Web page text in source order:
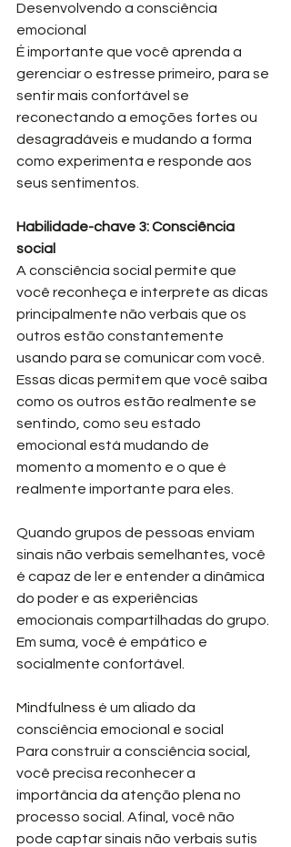
Desenvolvendo a consciência
emocional
É importante que você aprenda a
gerenciar o estresse primeiro, para se
sentir mais confortável se
reconectando a emoções fortes ou
desagradáveis e mudando a forma
como experimenta e responde aos
seus sentimentos.
Habilidade-chave 3: Consciência
social
A consciência social permite que
você reconheça e interprete as dicas
principalmente não verbais que os
outros estão constantemente
usando para se comunicar com você.
Essas dicas permitem que você saiba
como os outros estão realmente se
sentindo, como seu estado
emocional está mudando de
momento a momento e o que é
realmente importante para eles.
Quando grupos de pessoas enviam
sinais não verbais semelhantes, você
é capaz de ler e entender a dinâmica
do poder e as experiências
emocionais compartilhadas do grupo.
Em suma, você é empático e
socialmente confortável.
Mindfulness é um aliado da
consciência emocional e social
Para construir a consciência social,
você precisa reconhecer a
importância da atenção plena no
processo social. Afinal, você não
pode captar sinais não verbais sutis